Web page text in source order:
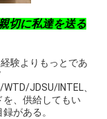
切に私達を送る
験よりもっとであ
JDSU/INTEL、
、供給してもい
がある。